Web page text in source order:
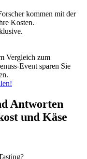
kommen mit der
Kosten.
Vergleich zum
Event sparen Sie
Antworten
und Käse